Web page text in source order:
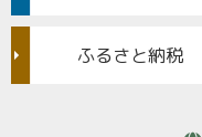
ふるさと納税